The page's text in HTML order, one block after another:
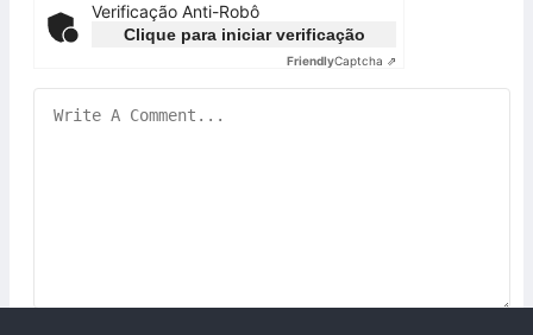
Verificação Anti-Robô
Clique para iniciar verificação
FriendlyCaptcha ⇗